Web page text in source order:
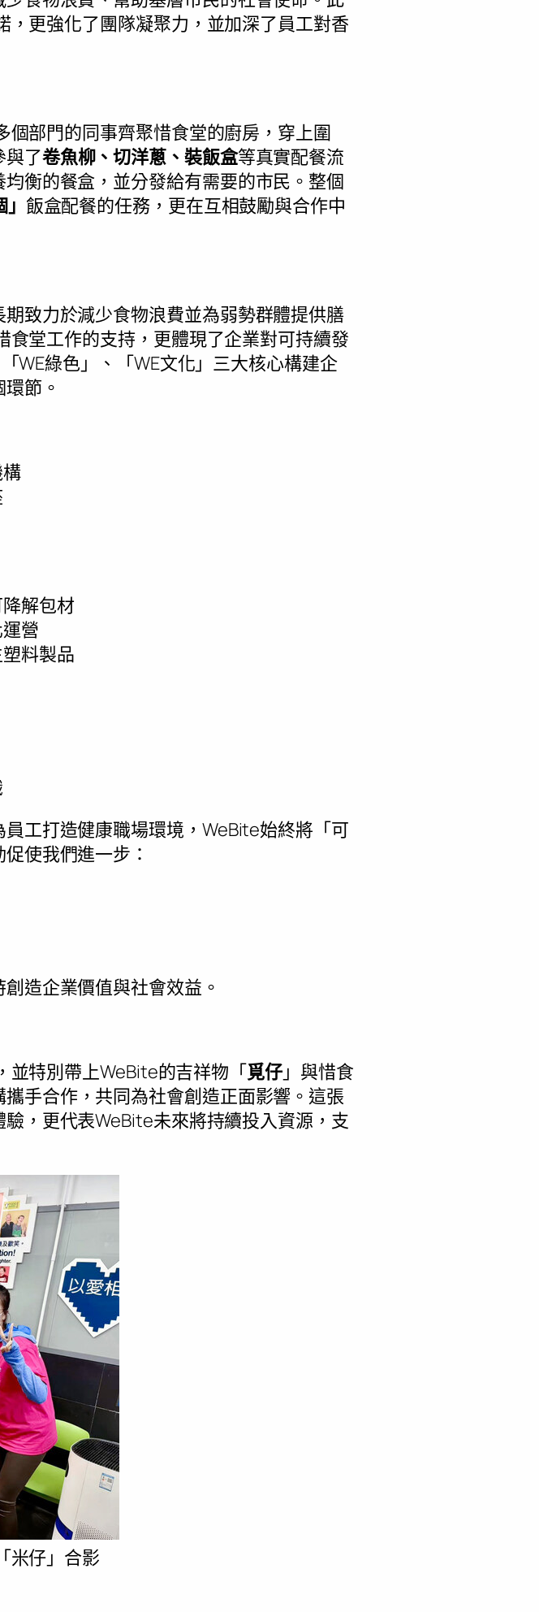
更強化了團隊凝聚力，並加深了員工對香
部門的同事齊聚惜食堂的廚房，穿上圍
與了卷魚柳、切洋蔥、裝飯盒等真實配餐流
衡的餐盒，並分發給有需要的市民。整個
飯盒配餐的任務，更在互相鼓勵與合作中
致力於減少食物浪費並為弱勢群體提供膳
堂工作的支持，更體現了企業對可持續發
WE綠色」、「WE文化」三大核心構建企
節。
解包材
營
料製品
工打造健康職場環境，WeBite始終將「可
使我們進一步：
造企業價值與社會效益。
並特別帶上WeBite的吉祥物「覓仔」與惜食
手合作，共同為社會創造正面影響。這張
，更代表WeBite未來將持續投入資源，支
米仔」合影